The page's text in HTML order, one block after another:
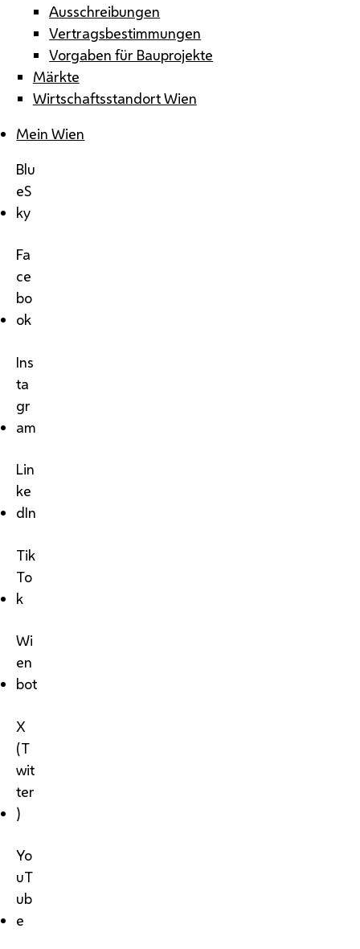
Ausschreibungen
Vertragsbestimmungen
Vorgaben für Bauprojekte
Märkte
Wirtschaftsstandort Wien
Mein Wien
Blu
eS
ky
Fa
ce
bo
ok
Ins
ta
gr
am
Lin
ke
dIn
Tik
To
k
Wi
en
bot
X
(T
wit
ter
)
Yo
uT
ub
e